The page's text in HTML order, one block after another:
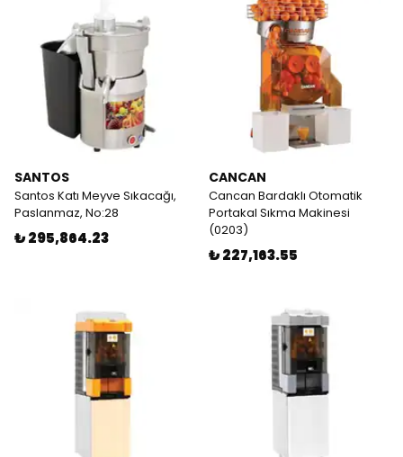
SANTOS
Santos Katı Meyve Sıkacağı,
Paslanmaz, No:28
₺ 295,864.23
CANCAN
Cancan Bardaklı Otomatik
Portakal Sıkma Makinesi
(0203)
₺ 227,163.55